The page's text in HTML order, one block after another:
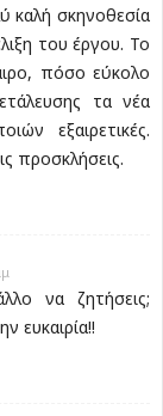
καλή σκηνοθεσία
του έργου. Το
πόσο εύκολο
τα νέα
εξαιρετικές.
προσκλήσεις.
να ζητήσεις;
ευκαιρία!!